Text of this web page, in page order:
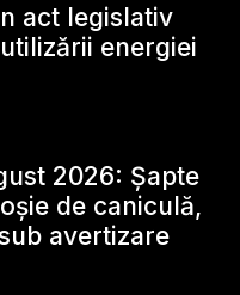
act legislativ
energiei
2026: Șapte
de caniculă,
avertizare